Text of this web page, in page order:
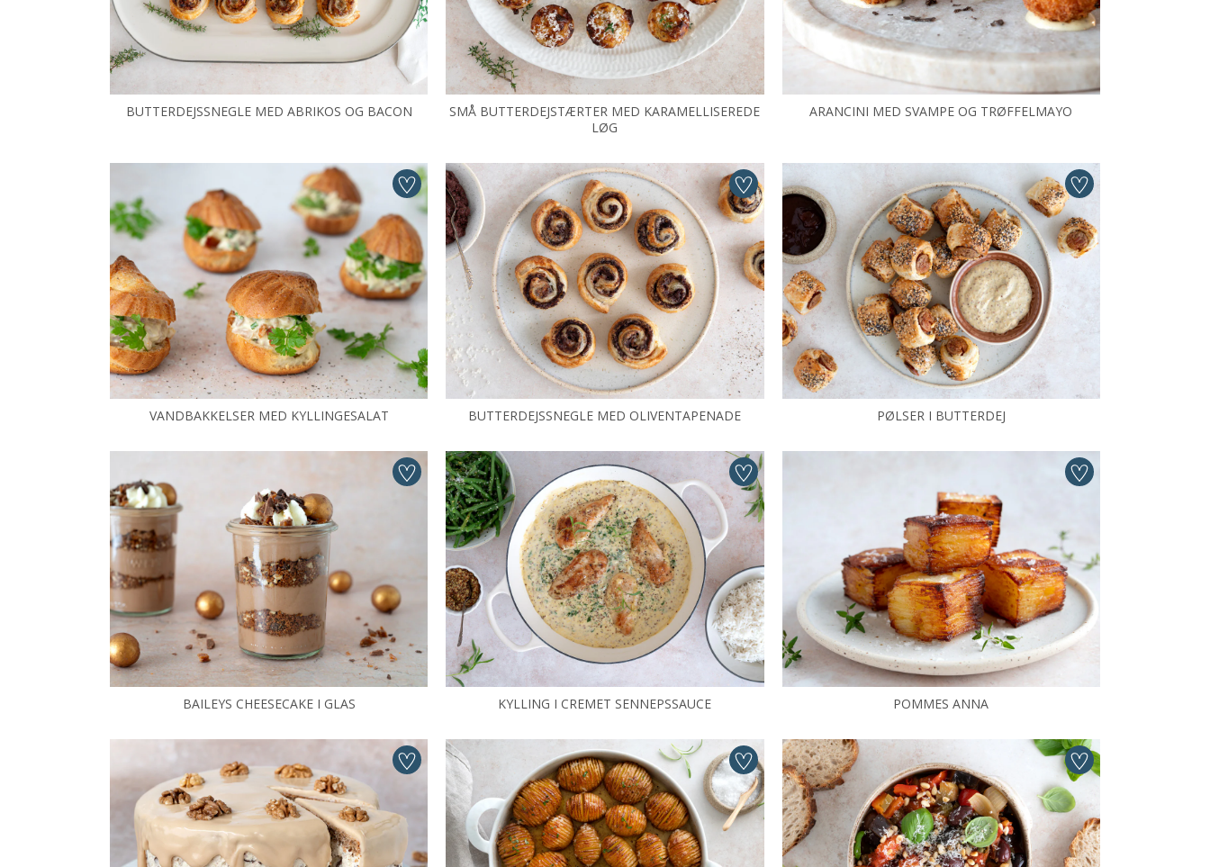
BUTTERDEJSSNEGLE MED ABRIKOS OG BACON
SMÅ BUTTERDEJSTÆRTER MED KARAMELLISEREDE
LØG
ARANCINI MED SVAMPE OG TRØFFELMAYO
VANDBAKKELSER MED KYLLINGESALAT BUTTERDEJSSNEGLE MED OLIVENTAPENADE PØLSER I BUTTERDEJ
BAILEYS CHEESECAKE I GLAS KYLLING I CREMET SENNEPSSAUCE POMMES ANNA